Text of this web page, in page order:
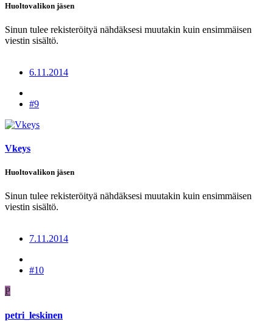
Huoltovalikon jäsen
Sinun tulee rekisteröityä nähdäksesi muutakin kuin ensimmäisen
viestin sisältö.
6.11.2014
#9
Vkeys
Huoltovalikon jäsen
Sinun tulee rekisteröityä nähdäksesi muutakin kuin ensimmäisen
viestin sisältö.
7.11.2014
#10
P
petri_leskinen